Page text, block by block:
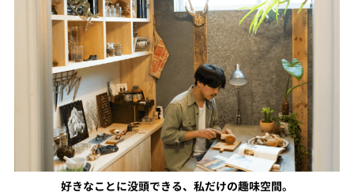
好きなことに没頭できる、私だけの趣味空間。